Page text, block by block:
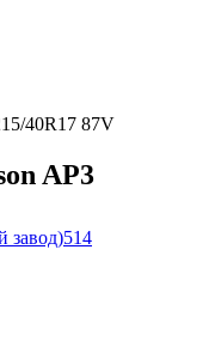
514
40R17 87V
AP3